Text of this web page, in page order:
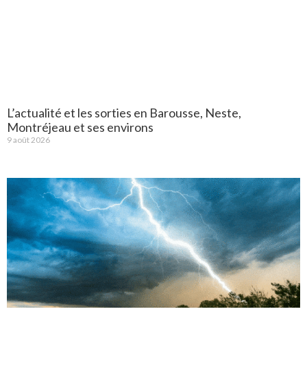
L’actualité et les sorties en Barousse, Neste,
Montréjeau et ses environs
9 août 2026